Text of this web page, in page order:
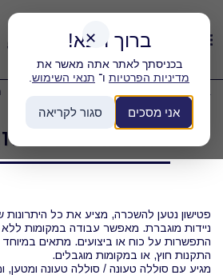
✕
ברוך הבא!
בכניסתך לאתר אתה מאשר את
מדיניות הפרטיות ו־ תנאי השימוש
אני מסכים סגור לקריאה
השכרת
פטישון נטען להשכרה, מציע את כל
ניידות מוגברת. מאפשר עבודה במקומות
התפשרות על כוח או ביצועים. מתאים במיוחד